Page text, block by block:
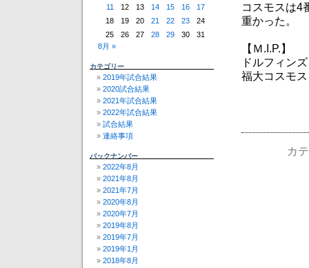
コスモスは4
重かった。
【Ｍ.I.P.】
ドルフィン
福大コスモ
カ
11
12 13 14 15 16
17
18
19 20 21 22 23
24
25
26 27 28 29 30
31
8月 »
カテゴリー
2019年試合結果
2020試合結果
2021年試合結果
2022年試合結果
試合結果
連絡事項
バックナンバー
2022年8月
2021年8月
2021年7月
2020年8月
2020年7月
2019年8月
2019年7月
2019年1月
2018年8月